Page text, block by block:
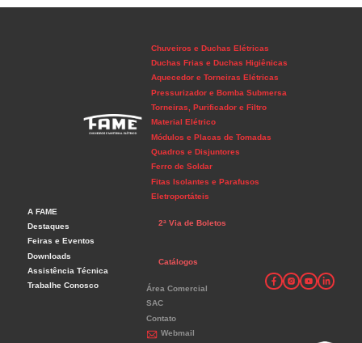
Chuveiros e Duchas Elétricas
Duchas Frias e Duchas Higiênicas
Aquecedor e Torneiras Elétricas
Pressurizador e Bomba Submersa
Torneiras, Purificador e Filtro
Material Elétrico
Módulos e Placas de Tomadas
Quadros e Disjuntores
Ferro de Soldar
Fitas Isolantes e Parafusos
Eletroportáteis
A FAME
Destaques
Feiras e Eventos
Downloads
Assistência Técnica
Trabalhe Conosco
2ª Via de Boletos
Catálogos
Área Comercial
SAC
Contato
Webmail